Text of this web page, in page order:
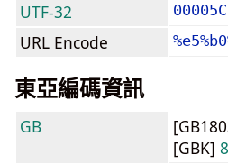
UTF-32
URL Encode
東亞編碼資訊
GB
[GBK]